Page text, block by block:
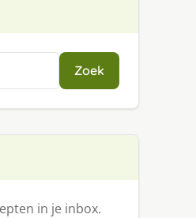
Zoek
in je inbox.